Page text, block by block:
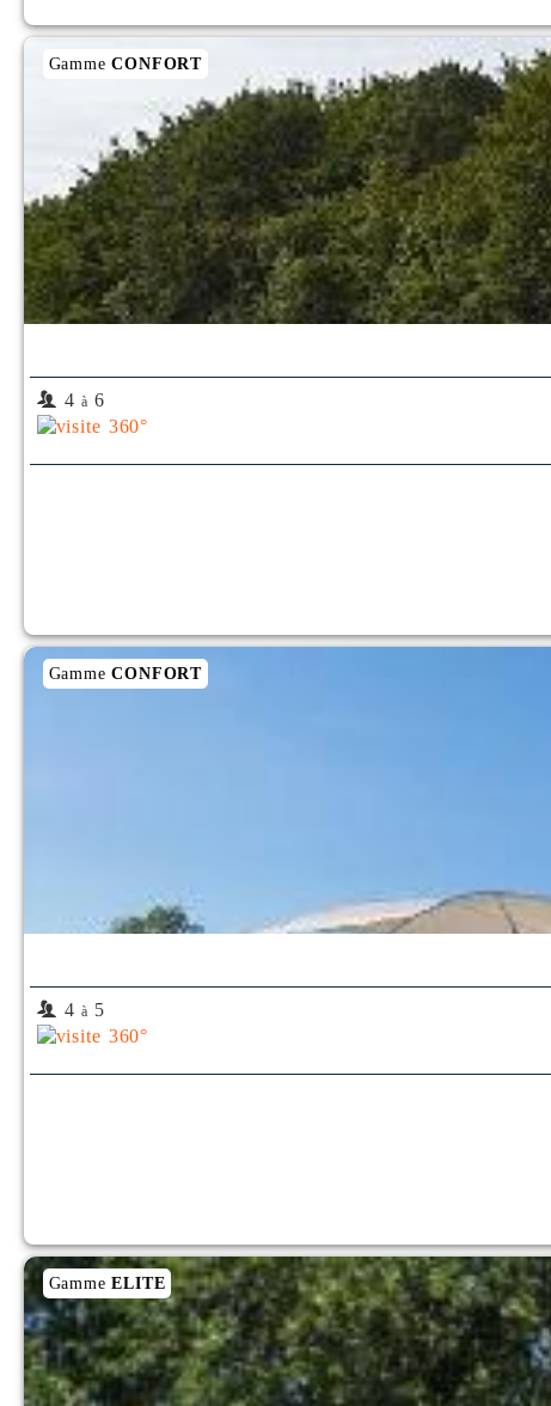
GammeCONFORT
4 à6
GammeCONFORT
4 à 5
GammeELITE